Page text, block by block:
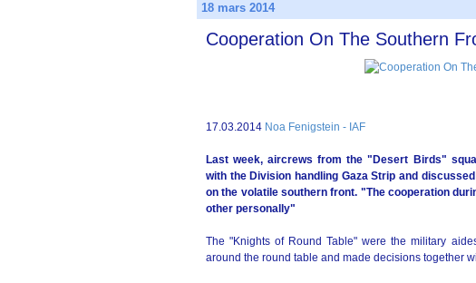
18 mars 2014
Cooperation On The Southern
17.03.2014 Noa Fenigstein - IAF
Last week, aircrews from the "Desert Birds"
with the Division handling Gaza Strip and
on the volatile southern front. "The cooperation
other personally"
The "Knights of Round Table" were the military
around the round table and made decisions together